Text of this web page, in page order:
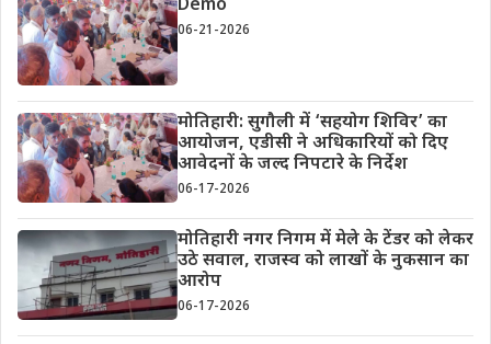
Demo
06-21-2026
मोतिहारी: सुगौली में ‘सहयोग शिविर’ का
आयोजन, एडीसी ने अधिकारियों को दिए
आवेदनों के जल्द निपटारे के निर्देश
06-17-2026
मोतिहारी नगर निगम में मेले के टेंडर को लेकर
उठे सवाल, राजस्व को लाखों के नुकसान का
आरोप
06-17-2026